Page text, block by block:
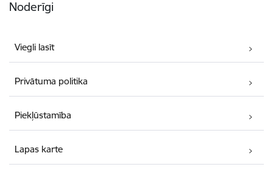
Noderīgi
Viegli lasīt
Privātuma politika
Piekļūstamība
Lapas karte